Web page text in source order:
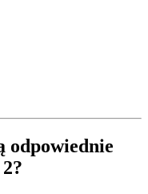
odpowiednie